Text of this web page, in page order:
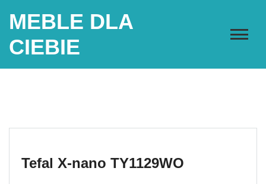
MEBLE DLA
CIEBIE
Tefal X-nano TY1129WO